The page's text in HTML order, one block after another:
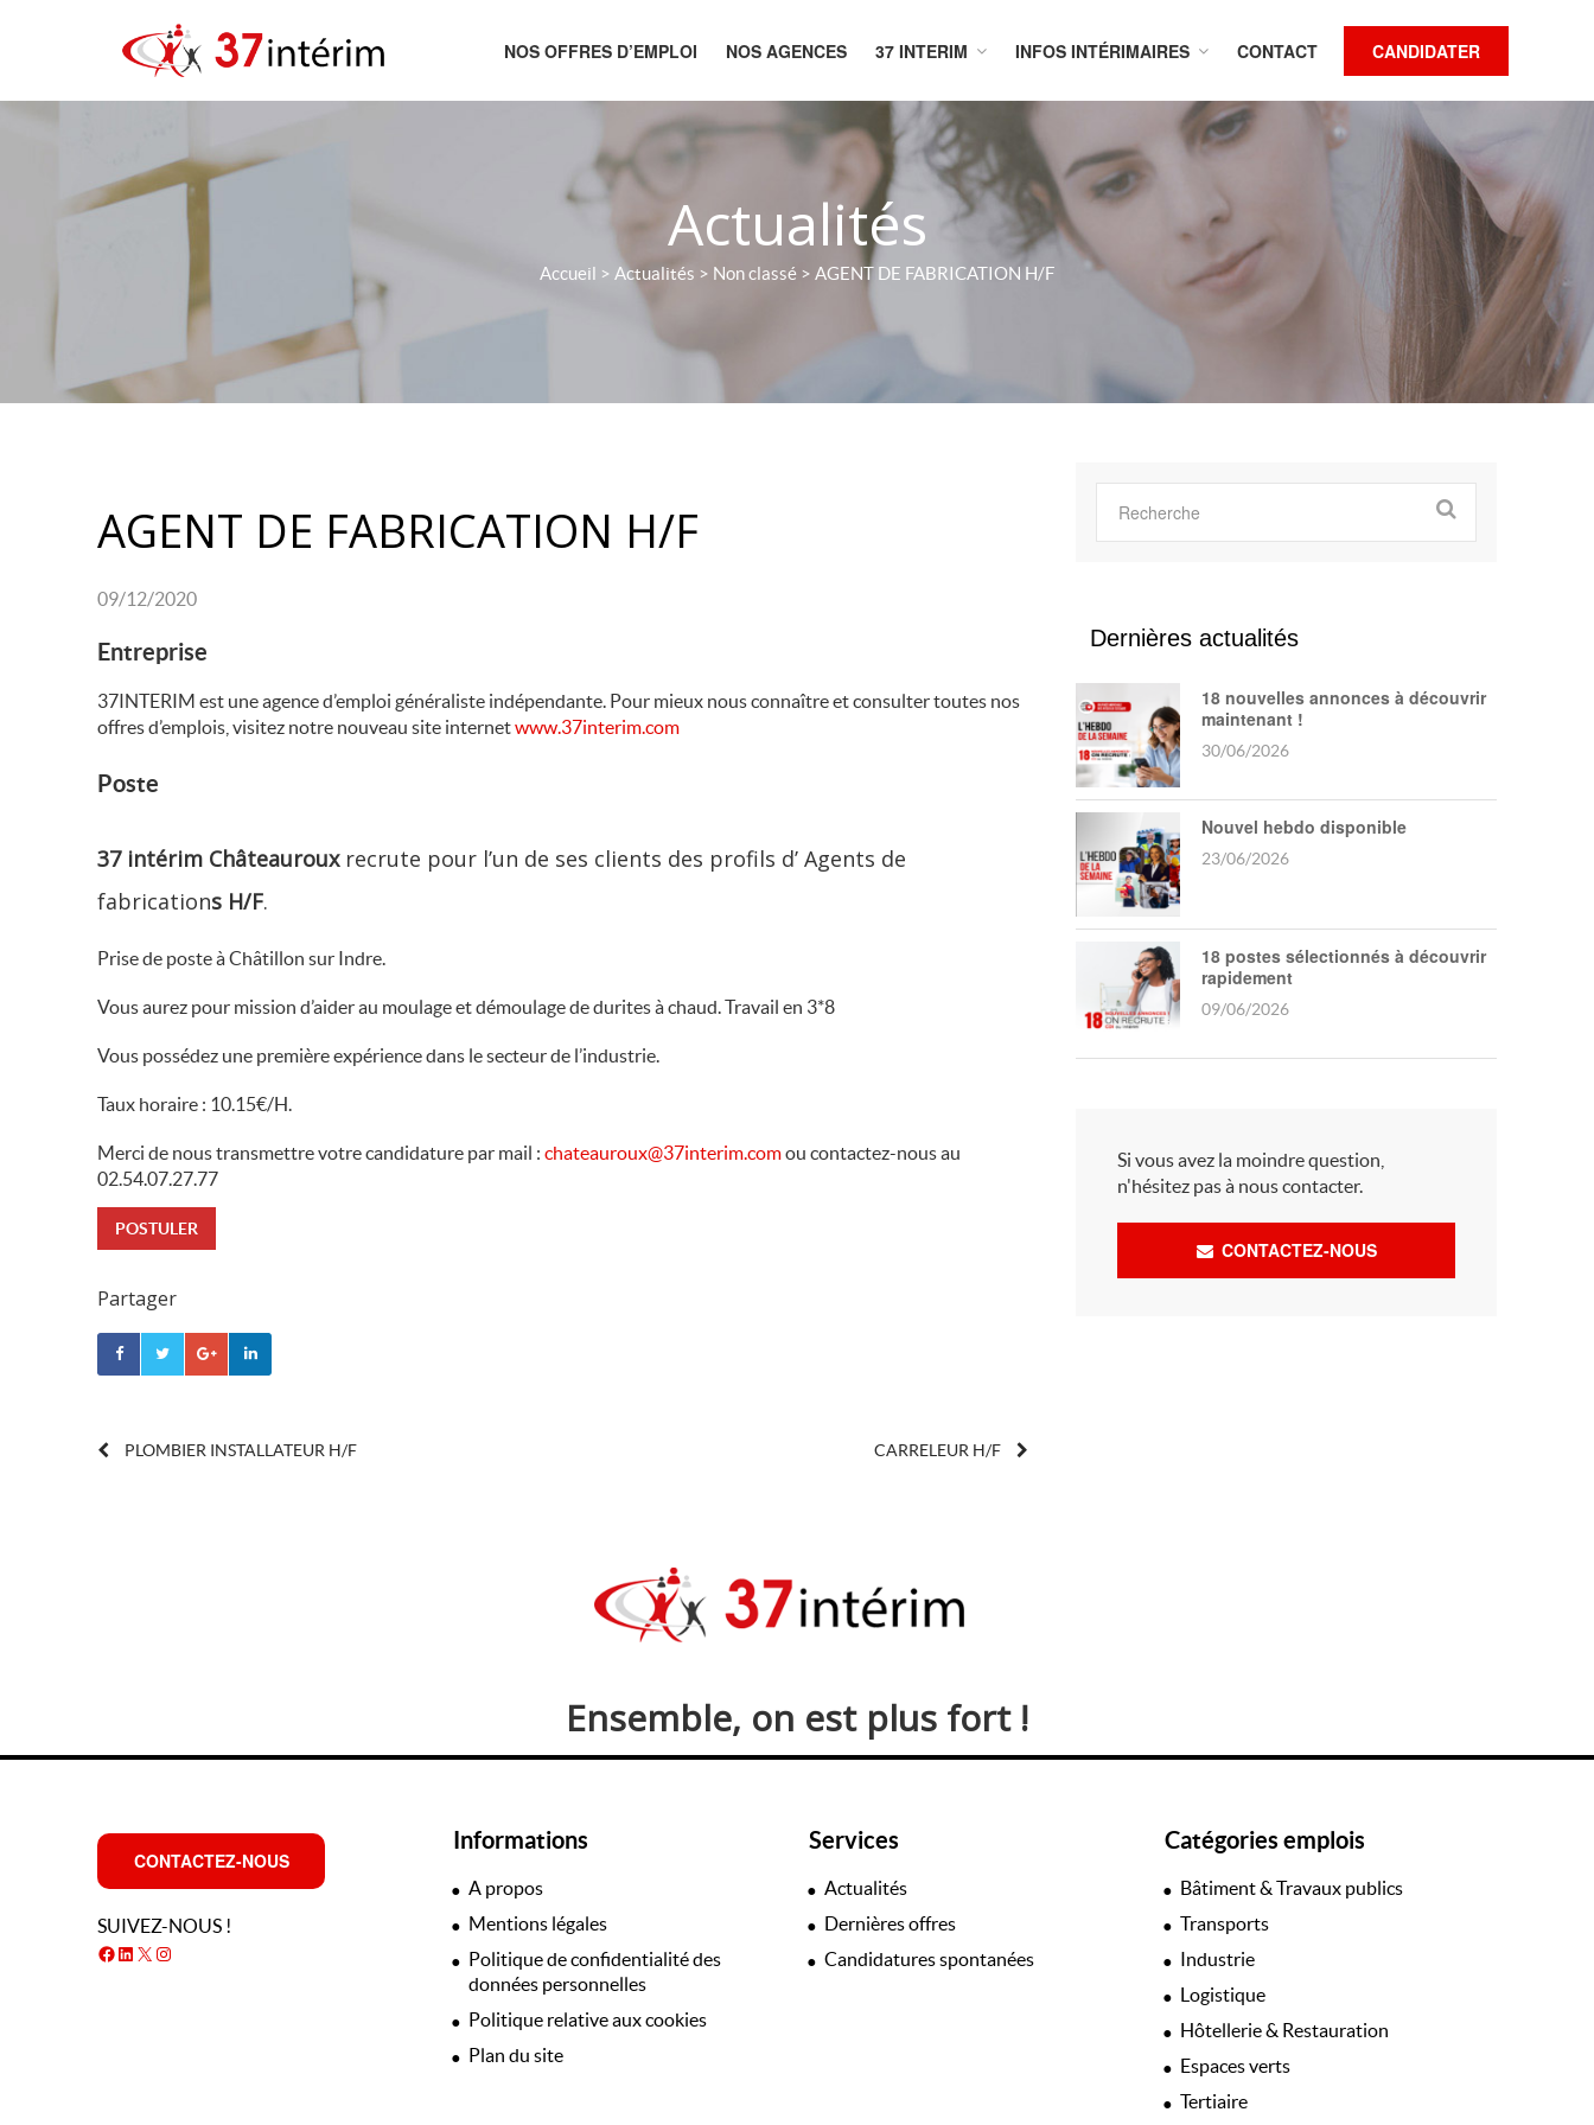
NOS OFFRES D’EMPLOI NOS AGENCES 37 INTERIM INFOS INTÉRIMAIRES CONTACT CANDIDATER
Actualités
Accueil > Actualités > Non classé > AGENT DE FABRICATION H/F
AGENT DE FABRICATION H/F
09/12/2020
Entreprise
37INTERIM est une agence d’emploi généraliste indépendante. Pour mieux nous connaître et consulter toutes nos
offres d’emplois, visitez notre nouveau site internetwww.37interim.com
Poste
37 intérim Châteaurouxrecrute pour l’un de ses clients des profils d’ Agents de
fabrications H/F.
Prise de poste à Châtillon sur Indre.
Vous aurez pour mission d’aider au moulage et démoulage de durites à chaud. Travail en 3*8
Vous possédez une première expérience dans le secteur de l’industrie.
Taux horaire : 10.15€/H.
Merci de nous transmettre votre candidature par mail : chateauroux@37interim.comou contactez-nous au
02.54.07.27.77
POSTULER
Partager
POST
PLOMBIER INSTALLATEUR H/F CARRELEUR H/F
Dernières actualités
18 nouvelles annonces à découvrir
maintenant !
30/06/2026
Nouvel hebdo disponible
23/06/2026
18 postes sélectionnés à découvrir
rapidement
09/06/2026
Si vous avez la moindre question,
n'hésitez pas à nous contacter.
CONTACTEZ-NOUS
Ensemble, on est plus fort !
CONTACTEZ-NOUS
SUIVEZ-NOUS !
Facebook
LinkedIn
X Instagram
Informations
A propos
Mentions légales
Politique de confidentialité des
données personnelles
Politique relative aux cookies
Plan du site
Services
Actualités
Dernières offres
Candidatures spontanées
Catégories emplois
Bâtiment & Travaux publics
Transports
Industrie
Logistique
Hôtellerie & Restauration
Espaces verts
Tertiaire